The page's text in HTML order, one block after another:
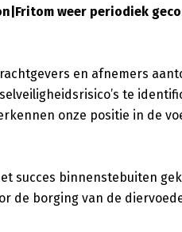
weer periodiek
en afnemers
te
onze positie in de
succes binnenstebuiten
de borging van de